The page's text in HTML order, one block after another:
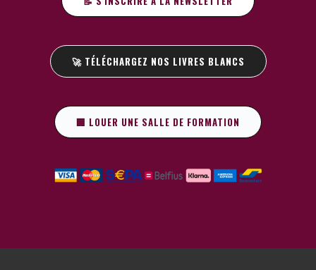
🚀 TÉLÉCHARGEZ NOS LIVRES BLANCS
🏢 LOUER UNE SALLE DE FORMATION